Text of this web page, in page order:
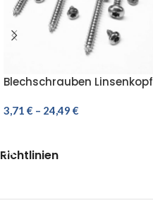
Blechschrauben Linsenkopf
14585 TORX A2
3,71 € – 24,49 €
Richtlinien